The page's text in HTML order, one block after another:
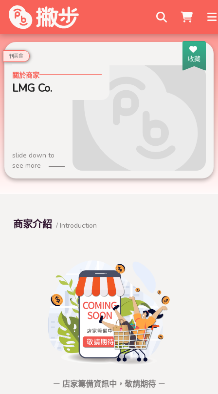
搜尋商家
收藏
美食
關於商家
LMG Co.
slide down to
see more
商家介紹 / Introduction
－ 店家籌備資訊中，敬請期待 －